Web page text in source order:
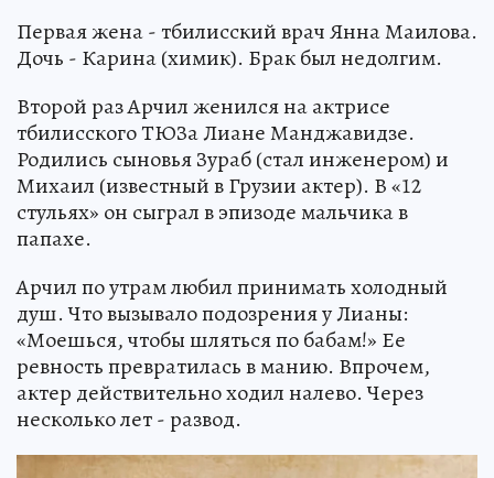
Первая жена - тбилисский врач Янна Маилова.
Дочь - Карина (химик). Брак был недолгим.
Второй раз Арчил женился на актрисе
тбилисского ТЮЗа Лиане Манджавидзе.
Родились сыновья Зураб (стал инженером) и
Михаил (известный в Грузии актер). В «12
стульях» он сыграл в эпизоде мальчика в
папахе.
Арчил по утрам любил принимать холодный
душ. Что вызывало подозрения у Лианы:
«Моешься, чтобы шляться по бабам!» Ее
ревность превратилась в манию. Впрочем,
актер действительно ходил налево. Через
несколько лет - развод.